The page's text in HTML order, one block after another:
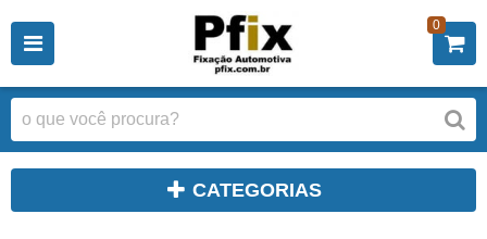
0
CATEGORIAS